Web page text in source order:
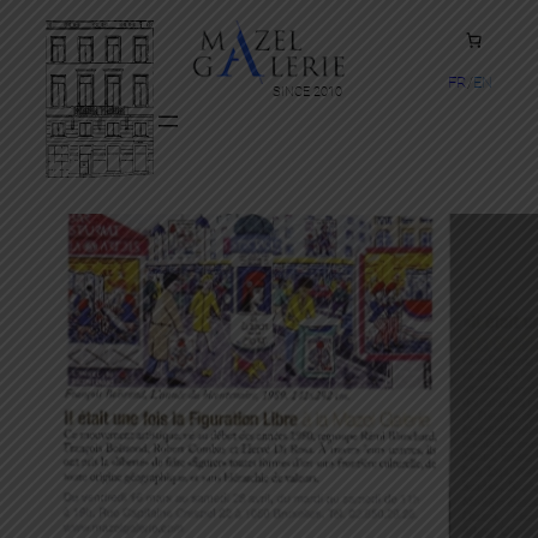
SINCE 2010
FR EN